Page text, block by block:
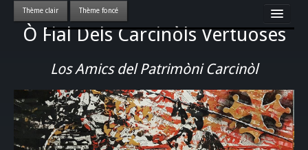
Ò Fial Dels Carcinòls Vertuoses
Los Amics del Patrimòni Carcinòl
Accueil
LES QUERCYNOIS & LEUR CULTURE
PATRIMOINE
GASTRONOMIE
ACTUALITE-CULTURE-EVENEMENTS LOCAUX